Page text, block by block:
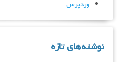
وردپرس
نوشته‌های تازه